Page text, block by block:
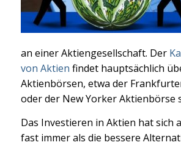
an einer Aktiengesellschaft. Der
von Aktien findet hauptsächlich
Aktienbörsen, etwa der
oder der New Yorker Aktienbörse
Das Investieren in Aktien hat sich
fast immer als die bessere